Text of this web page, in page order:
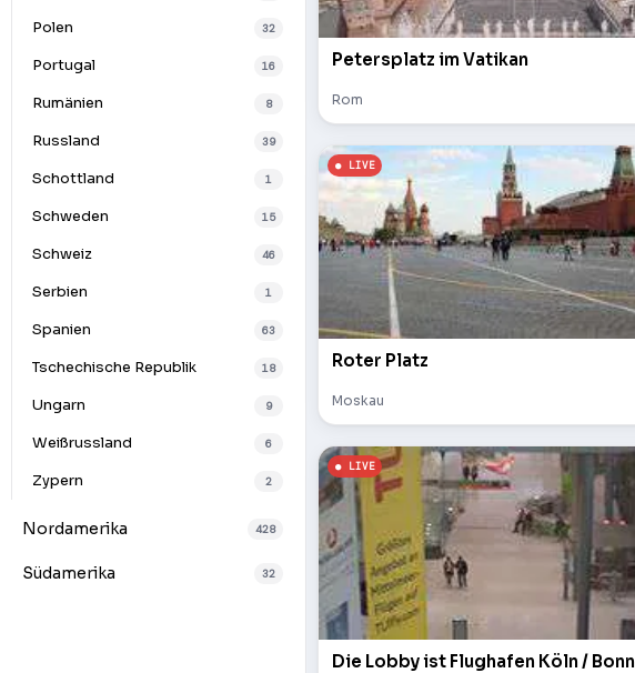
Polen 32
Portugal 16
Rumänien 8
Russland 39
Schottland 1
Schweden 15
Schweiz 46
Serbien 1
Spanien 63
Tschechische Republik 18
Ungarn 9
Weißrussland 6
Zypern 2
Nordamerika 428
Südamerika 32
Petersplatz im Vatikan
Rom
Roter Platz
Moskau
Die Lobby ist Flughafen Köln / Bonn